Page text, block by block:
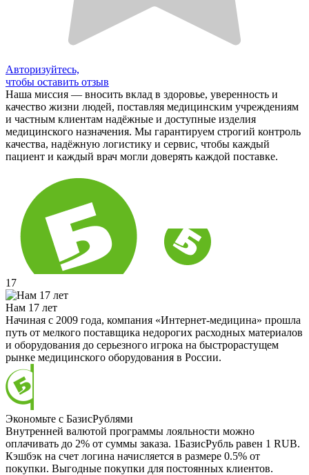
Авторизуйтесь,
чтобы оставить отзыв
Наша миссия — вносить вклад в здоровье, уверенность и
качество жизни людей, поставляя медицинским учреждениям
и частным клиентам надёжные и доступные изделия
медицинского назначения. Мы гарантируем строгий контроль
качества, надёжную логистику и сервис, чтобы каждый
пациент и каждый врач могли доверять каждой поставке.
17
Нам 17 лет
Начиная с 2009 года, компания «Интернет-медицина» прошла
путь от мелкого поставщика недорогих расходных материалов
и оборудования до серьезного игрока на быстрорастущем
рынке медицинского оборудования в России.
Экономьте с БазисРублями
Внутренней валютой программы лояльности можно
оплачивать до 2% от суммы заказа. 1БазисРубль равен 1 RUB.
Кэшбэк на счет логина начисляется в размере 0.5% от
покупки. Выгодные покупки для постоянных клиентов.